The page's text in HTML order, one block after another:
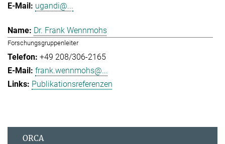
ugandi@...
Dr. Frank Wennmohs
Forschungsgruppenleiter
+49 208/306-2165
frank.wennmohs@...
Publikationsreferenzen
ORCA